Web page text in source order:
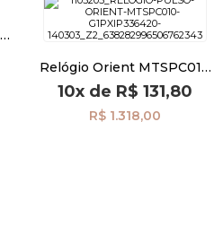
Relógio Orient MTSPC010
G1PX
10x de R$ 131,80
R$ 1.318,00